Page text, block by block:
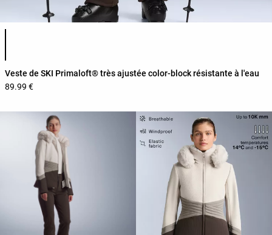
Liste des couleurs du produit
Veste de SKI Primaloft® très ajustée color-block résistante à l'eau
89.99 €